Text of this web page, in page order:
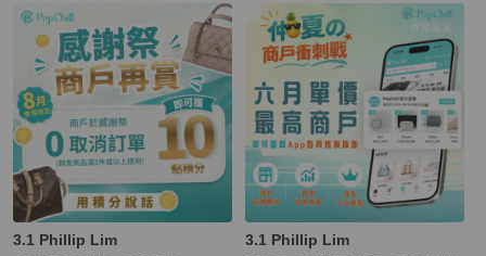
3.1 Phillip Lim 3.1 Phillip Lim